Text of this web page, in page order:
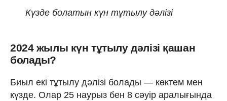
Күзде болатын күн тұтылу дәлізі
2024 жылы күн тұтылу дәлізі қашан
болады?
Биыл екі тұтылу дәлізі болады — көктем мен
күзде. Олар 25 наурыз бен 8 сәуір аралығында